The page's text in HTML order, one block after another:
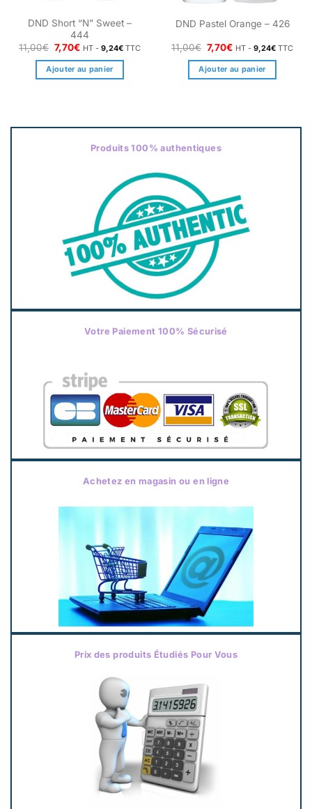
DND Short “N” Sweet –
444
11,00€ Le
prix
initial
était :
11,00€.
7,70€Le
actuel
est :
7,70€.
HT -9,24€ TTC
Ajouter au panier
DND Pastel Orange – 426
11,00€ Le
prix
initial
était :
11,00€.
7,70€Le
actuel
est :
7,70€.
HT -9,24€ TTC
Ajouter au panier
Produits 100% authentiques
Votre Paiement 100% Sécurisé
Achetez en magasin ou en ligne
Prix des produits Étudiés Pour Vous